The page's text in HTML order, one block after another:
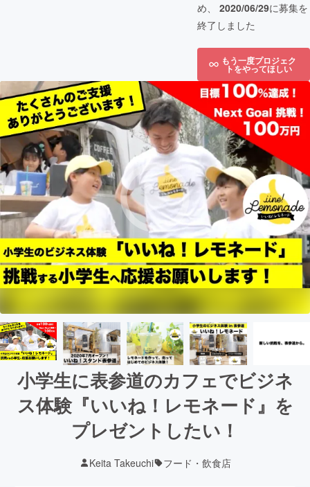
め、 2020/06/29に募集を
終了しました
もう一度プロジェク
トをやってほしい
小学生に表参道のカフェでビジネ
ス体験『いいね！レモネード』を
プレゼントしたい！
Keita Takeuchi フード・飲食店